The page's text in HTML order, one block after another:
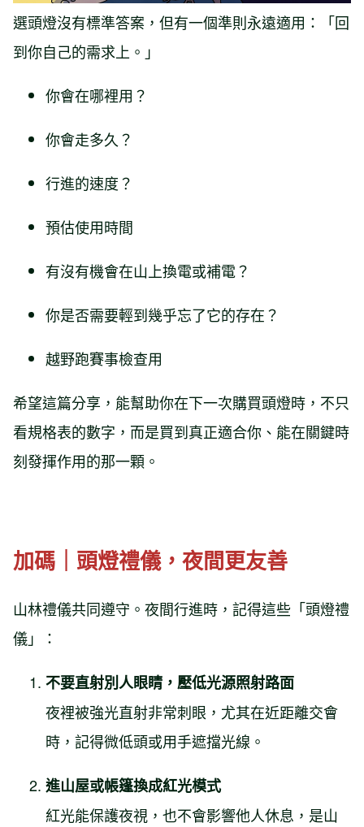
選頭燈沒有標準答案，但有一個準則永遠適用：「回
到你自己的需求上。」
你會在哪裡用？
你會走多久？
行進的速度？
預估使用時間
有沒有機會在山上換電或補電？
你是否需要輕到幾乎忘了它的存在？
越野跑賽事檢查用
希望這篇分享，能幫助你在下一次購買頭燈時，不只
看規格表的數字，而是買到真正適合你、能在關鍵時
刻發揮作用的那一顆。
加碼｜頭燈禮儀，夜間更友善
山林禮儀共同遵守。夜間行進時，記得這些「頭燈禮
儀」：
不要直射別人眼睛，壓低光源照射路面
夜裡被強光直射非常刺眼，尤其在近距離交會
時，記得微低頭或用手遮擋光線。
進山屋或帳篷換成紅光模式
紅光能保護夜視，也不會影響他人休息，是山